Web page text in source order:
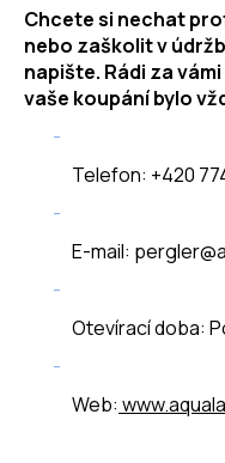
Chcete si nechat
nebo zaškolit v
napište. Rádi za
vaše koupání bylo
Telefon: +420
E-mail:
Otevírací doba:
Web: